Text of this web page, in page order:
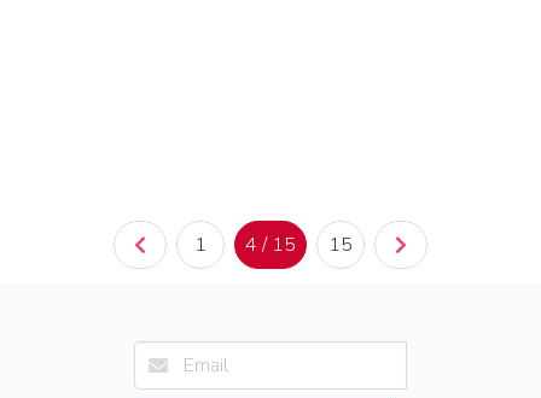
1 4 / 15 15